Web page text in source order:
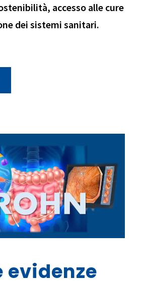
accesso alle cure
dei sistemi sanitari.
evidenze